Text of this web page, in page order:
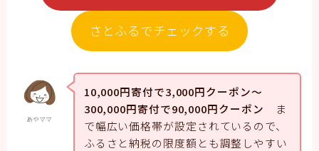
さとふるでチェックする
あやママ
10,000円寄付で3,000円クーポン～
300,000円寄付で90,000円クーポン ま
で幅広い価格帯が設定されているので、
ふるさと納税の限度額とも調整しやすい